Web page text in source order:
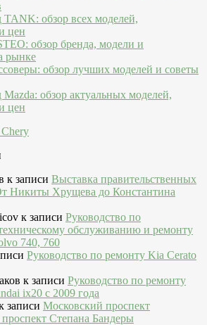
обзор всех моделей,
цен
обзор бренда, модели и
рынке
обзор лучших моделей и советы
обзор актуальных моделей,
цен
к записи Выставка правительственных
Никиты Хрущева до Константина
к записи Руководство по
обслуживанию и ремонту
740, 760
Руководство по ремонту Kia Cerato
к записи Руководство по ремонту
ix20 c 2009 года
записи Московский проспект
Степана Бандеры